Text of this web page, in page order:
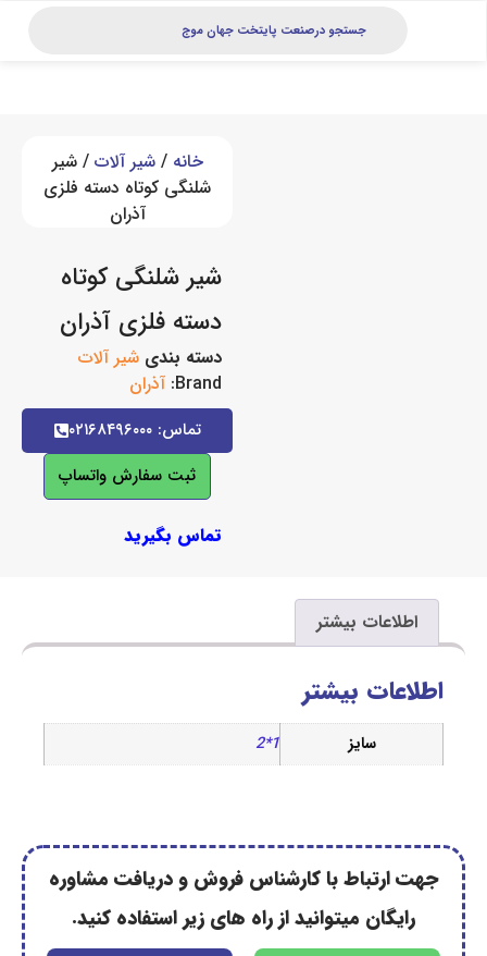
شیر آلات/ شیر
شلنگی کوتاه دسته فلزی
شیر شلنگی کوتاه
دسته فلزی آذران
شیر آلات
ثبت سفارش واتساپ
تماس بگیرید
بیشتر
بیشتر
1*2
با کارشناس فروش و دریافت مشاوره
میتوانید از راه های زیر استفاده کنید.